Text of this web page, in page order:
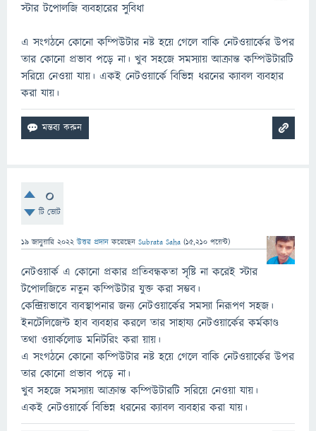
স্টার টপোলজি ব্যবহারের সুবিধা
এ সংগঠনে কোনো কম্পিউটার নষ্ট হয়ে গেলে বাকি নেটওয়ার্কের উপর
তার কোনো প্রভাব পড়ে না। খুব সহজে সমস্যায় আক্রান্ত কম্পিউটারটি
সরিয়ে নেওয়া যায়। একই নেটওয়ার্কে বিভিন্ন ধরনের ক্যাবল ব্যবহার
করা যায়।
0
টি ভোট
19 জানুয়ারি 2022 উত্তর প্রদান করেছেন Subrata Saha (15,210 পয়েন্ট)
নেটওয়ার্ক এ কোনো প্রকার প্রতিবন্ধকতা সৃষ্টি না করেই স্টার
টপোলজিতে নতুন কম্পিউটার যুক্ত করা সম্ভব।
কেন্দ্রিয়ভাবে ব্যবস্থাপনার জন্য নেটওয়ার্কের সমস্যা নিরূপণ সহজ।
ইনটেলিজেন্ট হাব ব্যবহার করলে তার সাহায্য নেটওয়ার্কের কর্মকাণ্ড
তথা ওয়ার্কলোড মনিটরিং করা য়ায়।
এ সংগঠনে কোনো কম্পিউটার নষ্ট হয়ে গেলে বাকি নেটওয়ার্কের উপর
তার কোনো প্রভাব পড়ে না।
খুব সহজে সমস্যায় আক্রান্ত কম্পিউটারটি সরিয়ে নেওয়া যায়।
একই নেটওয়ার্কে বিভিন্ন ধরনের ক্যাবল ব্যবহার করা যায়।